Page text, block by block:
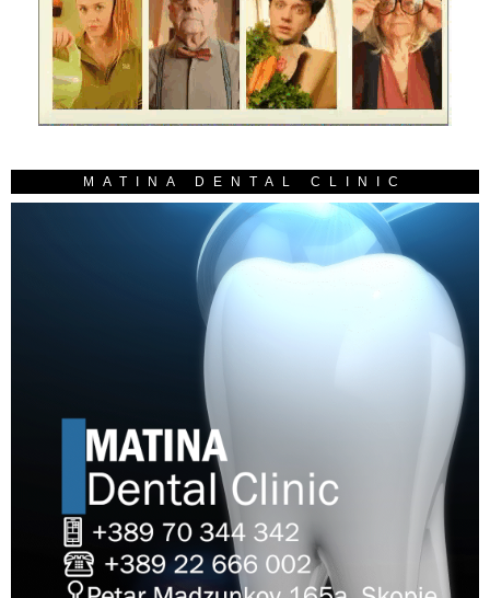
MATINA DENTAL CLINIC